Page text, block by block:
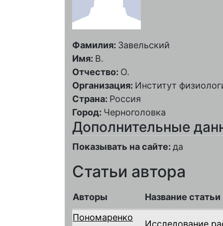
Фамилия: Завельский
Имя: В.
Отчество: О.
Организация: Институт
Страна: Россия
Город: Черноголовка
Дополнительные
Показывать на сайте: да
Статьи автора
Авторы
Название статьи
Пономаренко
Исследование